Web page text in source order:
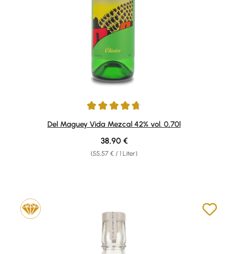
Durchschnittliche Bewertung von 4.64 von 5 Sternen
Del Maguey Vida Mezcal 42% vol. 0,70l
(55,57 € / 1 Liter)
Regulärer Preis:
38,90 €